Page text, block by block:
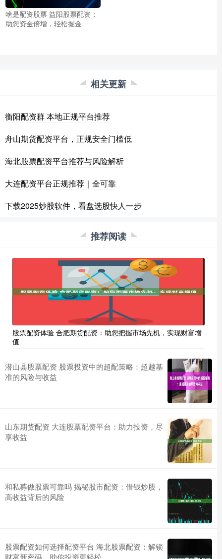
啥是配资股票 益阳股票配资：
助您资金倍增，轻松掘金
相关更新
衡阳配资群 本地正规平台推荐
舟山期货配资平台，正规安全门槛低
海北股票配资平台推荐与风险解析
大连配资平台正规推荐｜全可靠
下载2025炒股软件，看盘选股快人一步
推荐阅读
股票配资体验 合肥期货配资：助您把握市场先机，实现财富增
值
潜山县股票配资 股票投资中的超配策略：超越基
准的风险与收益
山东期货配资 大连股票配资平台：助力投资，尽
享收益
和私募做股票可靠吗 揭秘股市配资：借钱炒股，
高收益背后的风险
股票配资如何选择配资平台 海北股票配资：解锁
财富新密码，助你投资更轻松